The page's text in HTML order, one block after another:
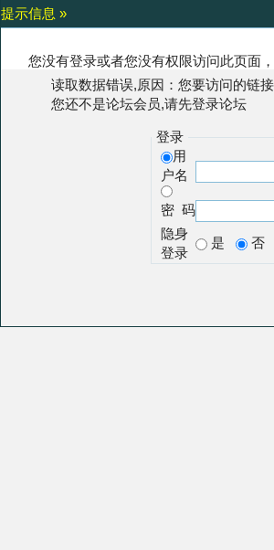
提示信息 »
您没有登录或者您没有权限访问此页面
读取数据错误,原因：您要访问的链
您还不是论坛会员,请先登录论坛
登录
用
户名
密 码
隐身
登录
是 否